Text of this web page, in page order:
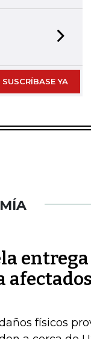
SUSCRÍBASE YA
entrega
físicos